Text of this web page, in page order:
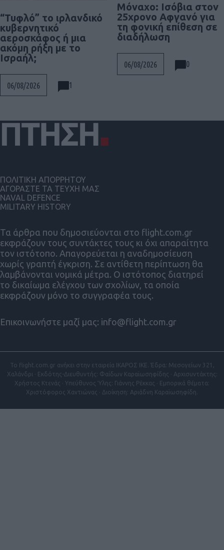
“Τυφλό” το ιρλανδικό
κυβερνητικό
αεροσκάφος ή μια
ακόμη ρήξη με το
Ισραήλ;
06/08/2026 1
Μόναχο: Ισόβια στον
25χρονο Αφγανό για
τη φονική επίθεση σε
διαδήλωση
06/08/2026 0
Τα άρθρα που δημοσιεύονται στο flight.com.gr
εκφράζουν τους συντάκτες τους κι όχι απαραίτητα
τον ιστότοπο. Απαγορεύεται η αναδημοσίευση
χωρίς γραπτή έγκριση. Σε αντίθετη περίπτωση θα
λαμβάνονται νομικά μέτρα. Ο ιστότοπος διατηρεί
το δικαίωμα ελέγχου των σχολίων, τα οποία
εκφράζουν μόνο το συγγραφέα τους.
Επικοινωνήστε μαζί μας: info@flight.com.gr
ΠΟΛΙΤΙΚΗ ΑΠΟΡΡΗΤΟΥ
ΑΓΟΡΑΣΤΕ ΤΑ ΤΕΥΧΗ ΜΑΣ
NAVAL DEFENCE
MILITARY HISTORY
Το flight.com.gr ανήκει στην εταιρεία ΙΚΑΡΟΣ ΙΚΕ. Έδρα: Μεσογείων 321,
Χαλάνδρι · Εκδότης-Διευθυντής: Φαίδων Καραϊωσηφίδης · Αρχισυντάκτης:
Χρήστος Κτενάς · Υπεύθυνος Ύλης: Γιάννης Ρέκκας · Εμπορικά θέματα:
Χριστόφορος Χαντιώνας · Διοίκηση: Αριάδνη Καραϊωσηφίδη.